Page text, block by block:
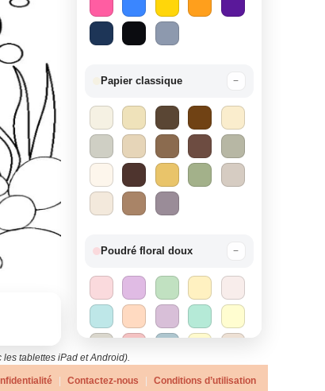
Papier classique −
Poudré floral doux −
tablettes iPad et Android).
| Contactez-nous | Conditions d’utilisation